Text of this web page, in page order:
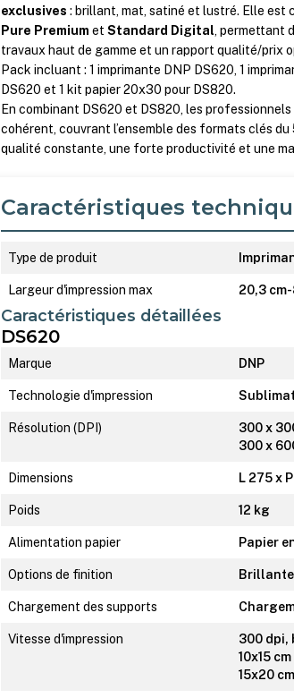
exclusives : brillant, mat, satiné et lustré. Elle est
Pure Premium etStandard Digital, permettant
travaux haut de gamme et un rapport qualité/prix
Pack incluant : 1 imprimante DNP DS620, 1
DS620 et 1 kit papier 20x30 pour DS820.
En combinant DS620 et DS820, les professionnels
cohérent, couvrant l’ensemble des formats clés
qualité constante, une forte productivité et une
Caractéristiques
Type de produit
Largeur d'impression max 20,3
Caractéristiques détaillées
DS620
Marque DNP
Technologie d'impression
Résolution (DPI)
300 x
300 x
Dimensions L 275 x
Poids 12 kg
Alimentation papier Papier
Options de finition
Chargement des supports
Vitesse d'impression
300
10x15
15x20